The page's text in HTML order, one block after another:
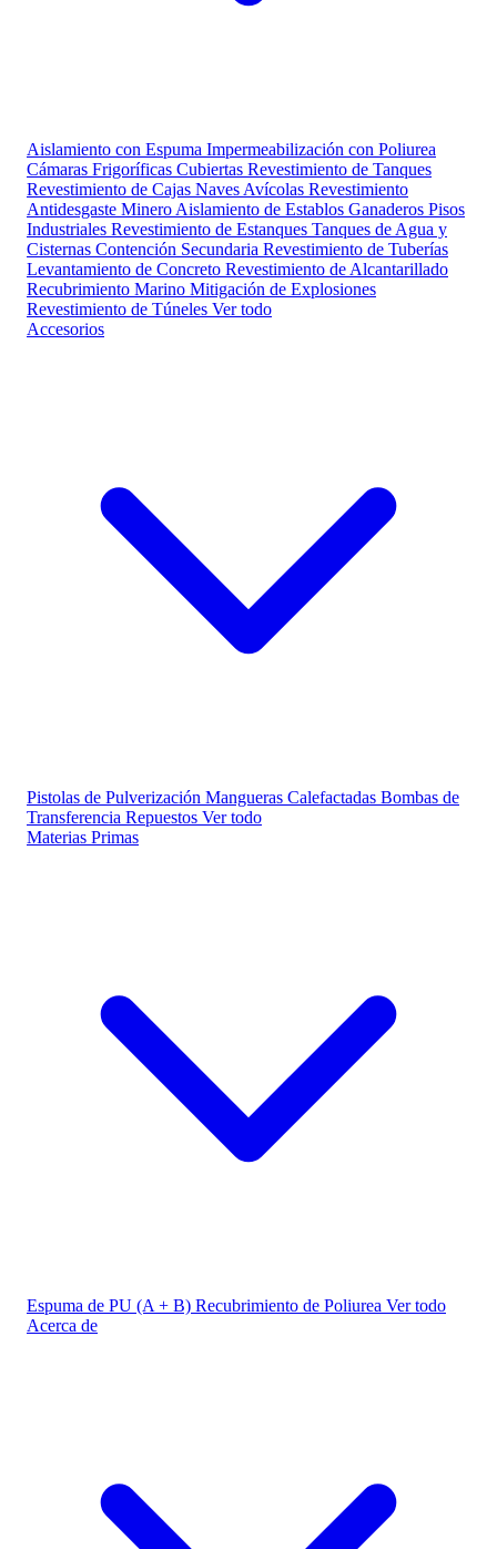
Aislamiento con Espuma Impermeabilización con Poliurea
Cámaras Frigoríficas Cubiertas Revestimiento de Tanques
Revestimiento de Cajas Naves Avícolas Revestimiento
Antidesgaste Minero Aislamiento de Establos Ganaderos Pisos
Industriales Revestimiento de Estanques Tanques de Agua y
Cisternas Contención Secundaria Revestimiento de Tuberías
Levantamiento de Concreto Revestimiento de Alcantarillado
Recubrimiento Marino Mitigación de Explosiones
Revestimiento de Túneles Ver todo
Accesorios
Pistolas de Pulverización Mangueras Calefactadas Bombas de
Transferencia Repuestos Ver todo
Materias Primas
Espuma de PU (A + B) Recubrimiento de Poliurea Ver todo
Acerca de